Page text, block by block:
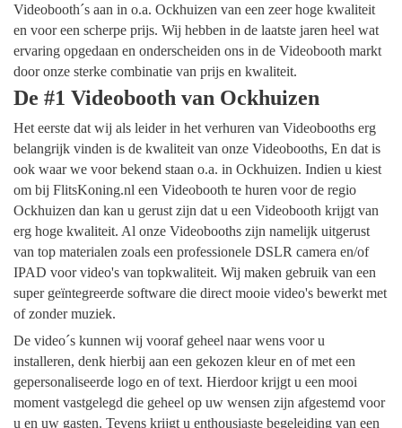
Videobooth´s aan in o.a. Ockhuizen van een zeer hoge kwaliteit
en voor een scherpe prijs. Wij hebben in de laatste jaren heel wat
ervaring opgedaan en onderscheiden ons in de Videobooth markt
door onze sterke combinatie van prijs en kwaliteit.
De #1 Videobooth van Ockhuizen
Het eerste dat wij als leider in het verhuren van Videobooths erg
belangrijk vinden is de kwaliteit van onze Videobooths, En dat is
ook waar we voor bekend staan o.a. in Ockhuizen. Indien u kiest
om bij FlitsKoning.nl een Videobooth te huren voor de regio
Ockhuizen dan kan u gerust zijn dat u een Videobooth krijgt van
erg hoge kwaliteit. Al onze Videobooths zijn namelijk uitgerust
van top materialen zoals een professionele DSLR camera en/of
IPAD voor video's van topkwaliteit. Wij maken gebruik van een
super geïntegreerde software die direct mooie video's bewerkt met
of zonder muziek.
De video´s kunnen wij vooraf geheel naar wens voor u
installeren, denk hierbij aan een gekozen kleur en of met een
gepersonaliseerde logo en of text. Hierdoor krijgt u een mooi
moment vastgelegd die geheel op uw wensen zijn afgestemd voor
u en uw gasten. Tevens krijgt u enthousiaste begeleiding van een